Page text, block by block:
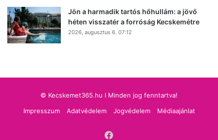
Jön a harmadik tartós hőhullám: a jövő
héten visszatér a forróság Kecskemétre
2026, augusztus 6. 07:12
© Kecskemet365.hu I Minden jog fenntartva!
Impresszum
Adatvédelem Jogvédelem Médiaajánlat
Facebook